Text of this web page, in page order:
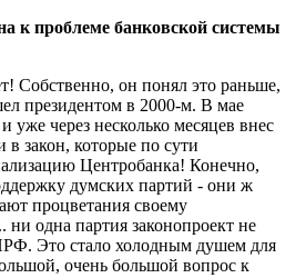
к проблеме банковской системы
Собственно, он понял это раньше,
президентом в 2000-м. В мае
уже через несколько месяцев внес
закон, которые по сути
Центробанка! Конечно,
думских партий - они ж
процветания своему
ни одна партия законопроект не
Это стало холодным душем для
очень большой вопрос к